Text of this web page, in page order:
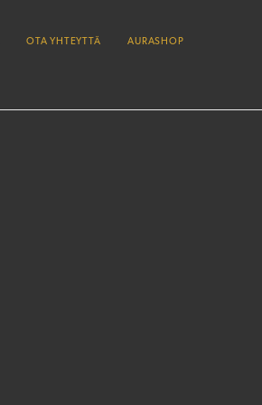
OTA YHTEYTTÄ AURASHOP